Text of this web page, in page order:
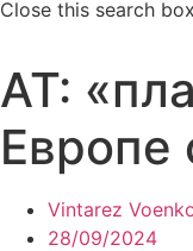
Close this search
AT:
Vintarez
28/09/2024